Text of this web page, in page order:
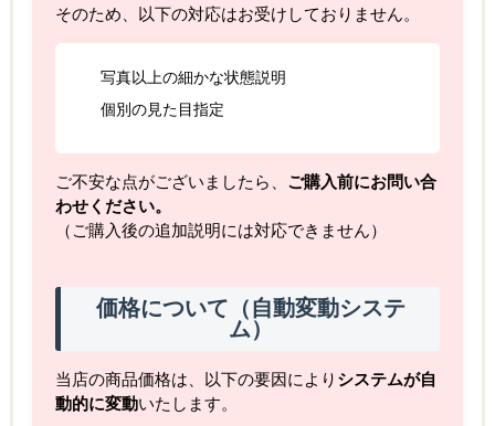
そのため、以下の対応はお受けしておりません。
写真以上の細かな状態説明
個別の見た目指定
ご不安な点がございましたら、 ご購入前にお問い合
わせください。
（ご購入後の追加説明には対応できません）
価格について（自動変動システ
ム）
当店の商品価格は、以下の要因により システムが自
動的に変動いたします。